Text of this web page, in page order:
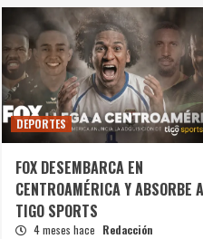
DEPORTES
FOX DESEMBARCA EN
CENTROAMÉRICA Y ABSORBE A
TIGO SPORTS
4 meses hace Redacción